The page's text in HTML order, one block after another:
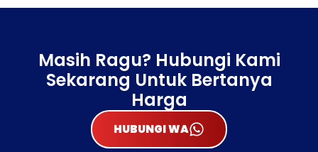
Masih Ragu? Hubungi Kami
Sekarang Untuk Bertanya
Harga
HUBUNGI WA